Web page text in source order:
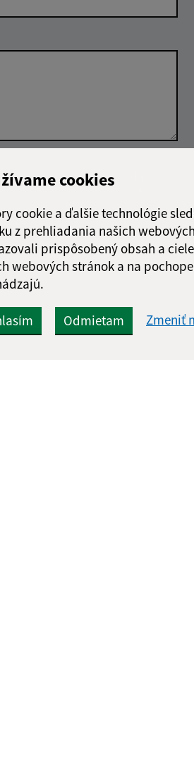
cookies
cookie a ďalšie technológie
z prehliadania našich
prispôsobený obsah a
webových stránok a na
Odmietam Zmeniť
Google reCaptcha
Odoslať
správu